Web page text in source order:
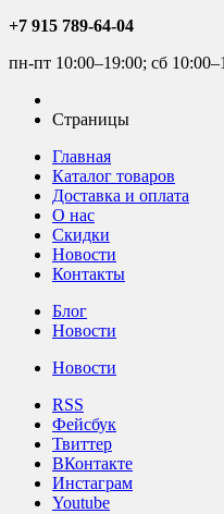
+7 915 789-64-04
пн-пт 10:00–19:00; сб
Страницы
Главная
Каталог товаров
Доставка и оплата
О нас
Скидки
Новости
Контакты
Блог
Новости
Новости
RSS
Фейсбук
Твиттер
ВКонтакте
Инстаграм
Youtube